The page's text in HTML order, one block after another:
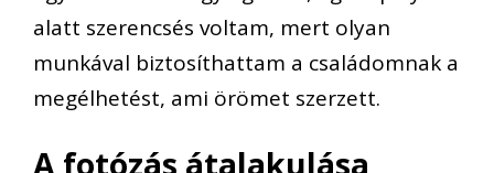
alatt szerencsés voltam, mert olyan
munkával biztosíthattam a családomnak a
megélhetést, ami örömet szerzett.
A fotózás átalakulása